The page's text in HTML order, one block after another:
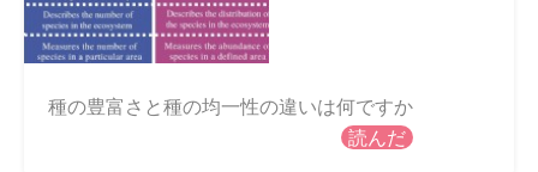
種の豊富さと種の均一性の違いは何ですか
読んだ